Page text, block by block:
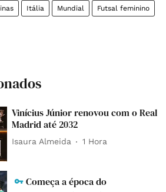
Itália Mundial Futsal feminino
Vinícius Júnior renovou com o Real
Madrid até 2032
Isaura Almeida 1 Hora
Começa a época do